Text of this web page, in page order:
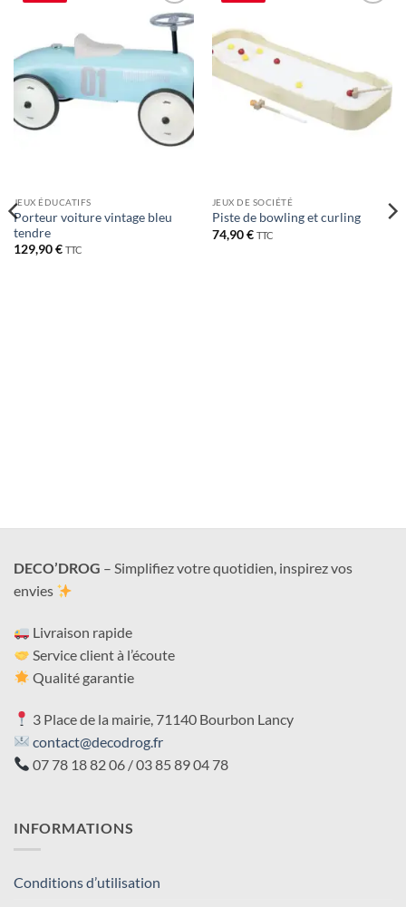
Ajouter
à la liste
souhaits
JEUX ÉDUCATIFS
Porteur voiture vintage bleu
tendre
129,90€ TTC
JEUX DE SOCIÉTÉ
Piste de bowling et curling
74,90€ TTC
DECO’DROG – Simplifiez votre quotidien, inspirez vos
envies
Livraison rapide
Service client à l’écoute
Qualité garantie
3 Place de la mairie, 71140 Bourbon Lancy
contact@decodrog.fr
07 78 18 82 06 / 03 85 89 04 78
INFORMATIONS
Conditions d’utilisation